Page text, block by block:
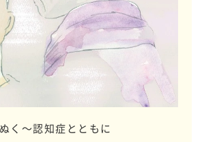
く～認知症とともに